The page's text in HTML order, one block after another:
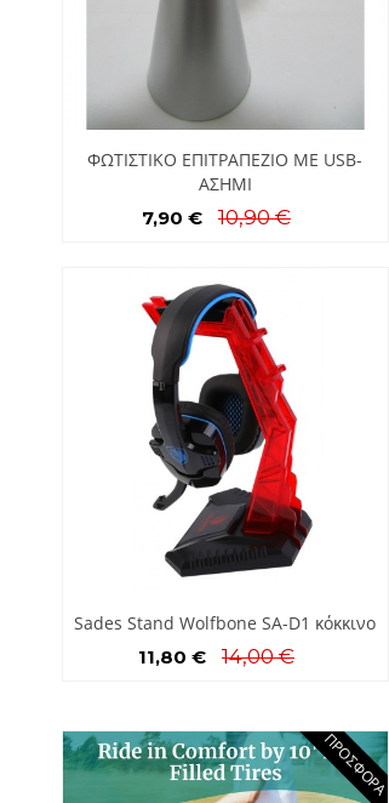
ΦΩΤΙΣΤΙΚΟ ΕΠΙΤΡΑΠΕΖΙΟ ΜΕ USB-
ΑΣΗΜΙ
7,90 €
10,90 €
Sades Stand Wolfbone SA-D1 κόκκινο
11,80 €
14,00 €
ΠΡΟΣΦΟΡΆ